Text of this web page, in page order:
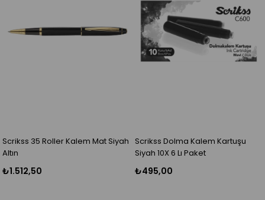
Scrikss 35 Roller Kalem Mat Siyah
Altın
₺1.512,50
Scrikss Dolma Kalem Kartuşu
Siyah 10X 6 Lı Paket
₺495,00